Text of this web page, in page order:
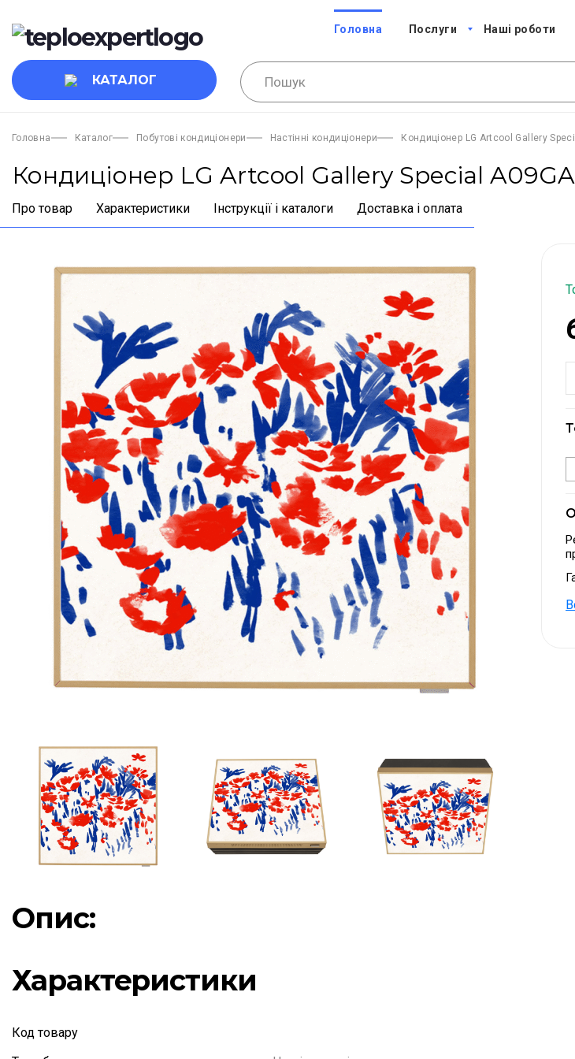
Головна Послуги Наші роботи
КАТАЛОГ
Головна Каталог Побутові кондиціонери Настінні кондиціонери Кондиціонер LG Artcool Gallery
Кондиціонер LG Artcool Gallery Special
Про товар Характеристики Інструкції і каталоги Доставка і оплата
Опис:
Характеристики
Код товару